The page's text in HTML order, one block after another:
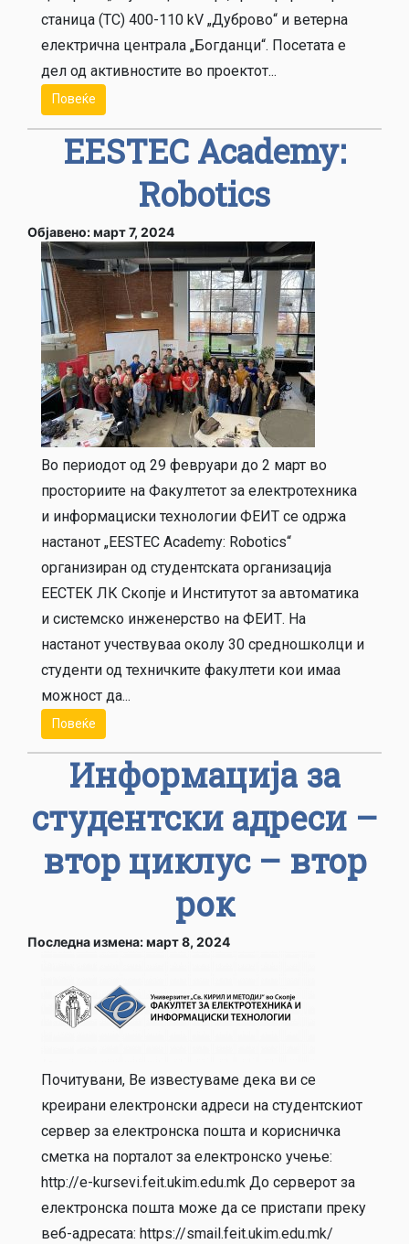
станица (ТС) 400-110 kV „Дуброво“ и ветерна
електрична централа „Богданци“. Посетата е
дел од активностите во проектот...
Повеќе
EESTEC Academy:
Robotics
Објавено: март 7, 2024
Во периодот од 29 февруари до 2 март во
просториите на Факултетот за електротехника
и информациски технологии ФЕИТ се одржа
настанот „EESTEC Academy: Robotics“
организиран од студентската организација
ЕЕСТЕК ЛК Скопје и Институтот за автоматика
и системско инженерство на ФЕИТ. На
настанот учествуваа околу 30 средношколци и
студенти од техничките факултети кои имаа
можност да...
Повеќе
Информација за
студентски адреси –
втор циклус – втор
рок
Последна измена: март 8, 2024
Почитувани, Ве известуваме дека ви се
креирани електронски адреси на студентскиoт
сервер за електронска пошта и корисничка
сметка на порталот за електронско учење:
http://e-kursevi.feit.ukim.edu.mk До серверот за
електронска пошта може да се пристапи преку
веб-адресата: https://smail.feit.ukim.edu.mk/